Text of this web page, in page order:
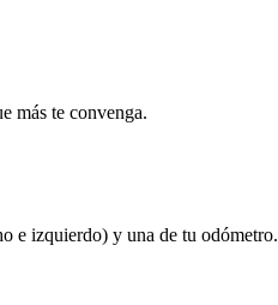
más te convenga.
e izquierdo) y una de tu odómetro.